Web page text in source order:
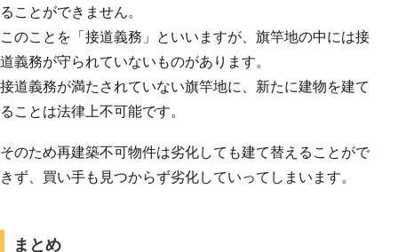
ることができません。
このことを「接道義務」といいますが、旗竿地の中には接
道義務が守られていないものがあります。
接道義務が満たされていない旗竿地に、新たに建物を建て
ることは法律上不可能です。
そのため再建築不可物件は劣化しても建て替えることがで
きず、買い手も見つからず劣化していってしまいます。
まとめ